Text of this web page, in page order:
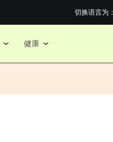
切换语言为：
健康